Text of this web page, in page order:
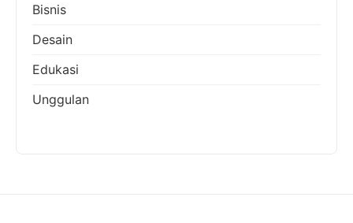
Bisnis
Desain
Edukasi
Unggulan